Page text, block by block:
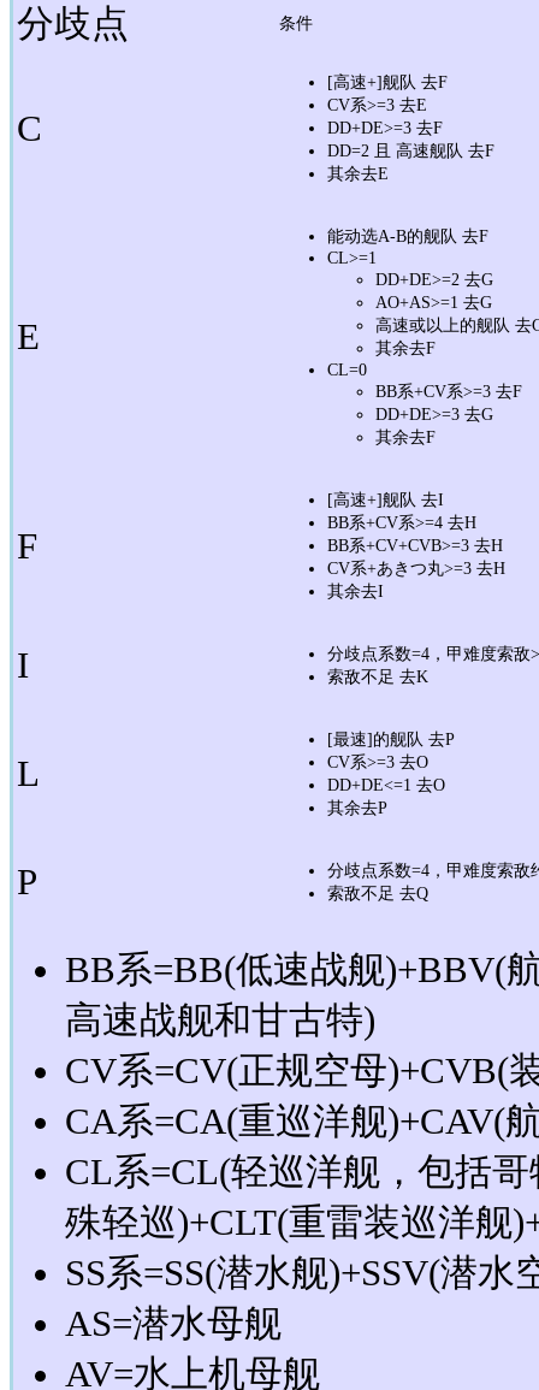
分歧点 条件
C
[高速+]舰队 去F
CV系>=3 去E
DD+DE>=3 去F
DD=2 且 高速舰队 去F
其余去E
E
能动选A-B的舰队 去F
CL>=1
DD+DE>=2 去G
AO+AS>=1 去G
高速或以上的舰队 去
其余去F
CL=0
BB系+CV系>=3 去F
DD+DE>=3 去G
其余去F
F
[高速+]舰队 去I
BB系+CV系>=4 去H
BB系+CV+CVB>=3 去H
CV系+あきつ丸>=3 去H
其余去I
I
分歧点系数=4，甲难度索敌
索敌不足 去K
L
[最速]的舰队 去P
CV系>=3 去O
DD+DE<=1 去O
其余去P
P
分歧点系数=4，甲难度索敌
索敌不足 去Q
BB系=BB(低速战舰)+BBV(
高速战舰和甘古特)
CV系=CV(正规空母)+CVB(
CA系=CA(重巡洋舰)+CAV(
CL系=CL(轻巡洋舰，包括
殊轻巡)+CLT(重雷装巡洋舰
SS系=SS(潜水舰)+SSV(潜水
AS=潜水母舰
AV=水上机母舰